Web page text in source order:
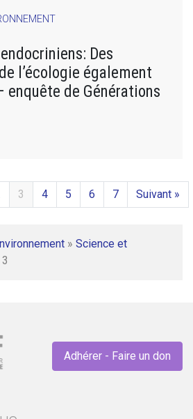
Des
l’écologie également
enquête de Générations
3 4 5 6 7 Suivant »
» Science et
Adhérer - Faire un don